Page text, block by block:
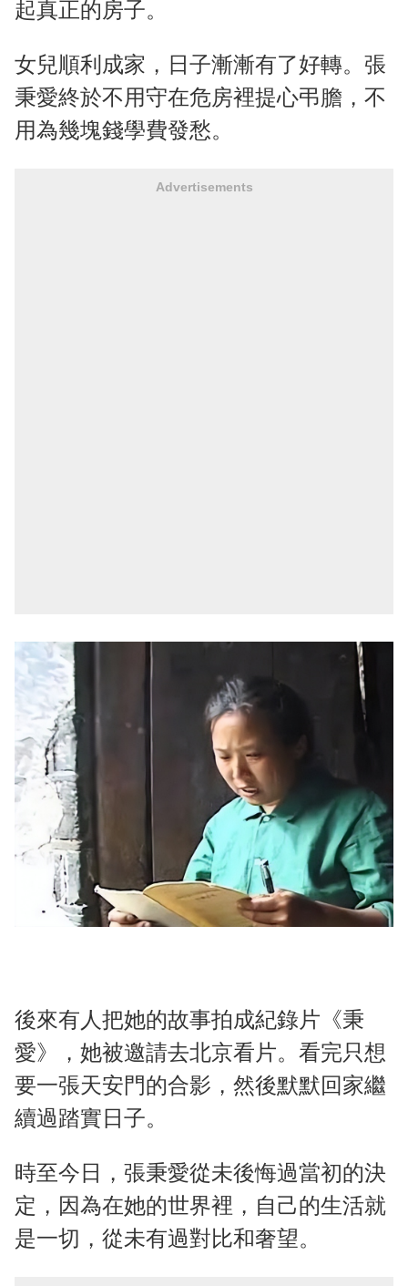
起真正的房子。
女兒順利成家，日子漸漸有了好轉。張
秉愛終於不用守在危房裡提心弔膽，不
用為幾塊錢學費發愁。
Advertisements
後來有人把她的故事拍成紀錄片《秉
愛》，她被邀請去北京看片。看完只想
要一張天安門的合影，然後默默回家繼
續過踏實日子。
時至今日，張秉愛從未後悔過當初的決
定，因為在她的世界裡，自己的生活就
是一切，從未有過對比和奢望。